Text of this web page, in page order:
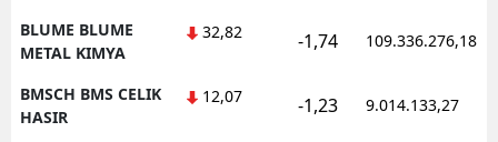
BLUME BLUME
METAL KIMYA
32,82 -1,74 109.336.276,18
BMSCH BMS CELIK
HASIR
12,07 -1,23 9.014.133,27